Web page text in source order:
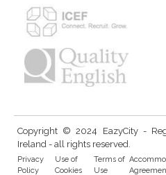
Copyright © 2024 EazyCity -
Ireland - all rights reserved.
Privacy
Policy
Use of
Cookies
Terms of
Use